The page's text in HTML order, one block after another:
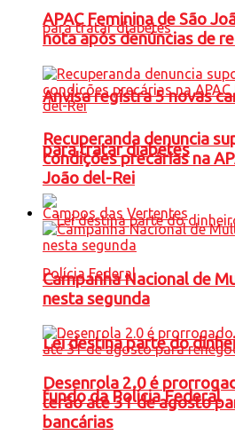
Anvisa registra 5 novas
para tratar diabetes
Lei destina parte do
fundo da Polícia Federal
APAC Feminina de São
nota após denúncias de
Recuperanda denuncia
condições precárias na
João del-Rei
Campos das Vertentes
Campanha Nacional de
nesta segunda
Desenrola 2.0 é
terão até 31 de agosto
bancárias